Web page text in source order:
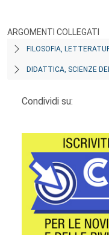
ARGOMENTI COLLEGATI
FILOSOFIA,
DIDATTICA, SCIENZE
Condividi su: